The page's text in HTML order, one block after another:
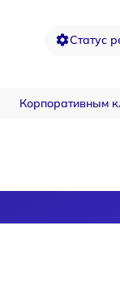
Статус
Корпоративным